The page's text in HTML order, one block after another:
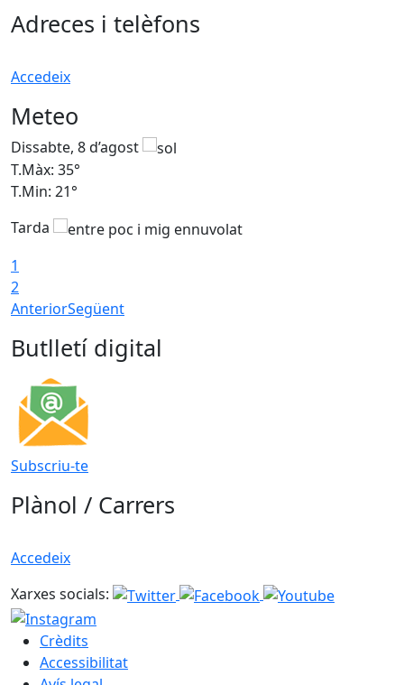
Adreces i telèfons
Accedeix
Meteo
Dissabte, 8 d’agost
T.Màx: 35°
T.Min: 21°
Tarda
1
2
AnteriorSegüent
Butlletí digital
Subscriu-te
Plànol / Carrers
Accedeix
Xarxes socials:
Crèdits
Accessibilitat